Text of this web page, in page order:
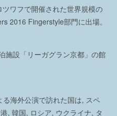
ワフで開催された世界規模の
2016 Fingerstyle部門に出場。
施設「リーガグラン京都」の館
海外公演で訪れた国は, スペ
, 韓国, ロシア, ウクライナ, タ